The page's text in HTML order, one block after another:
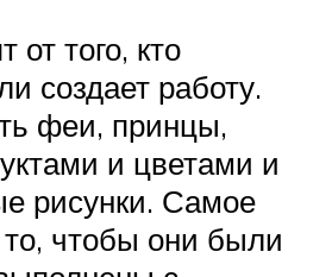
от того, кто
создает работу.
феи, принцы,
и цветами и
рисунки. Самое
то, чтобы они были